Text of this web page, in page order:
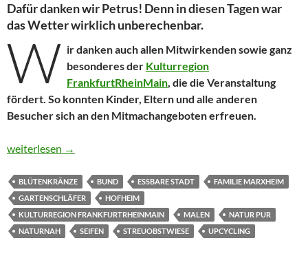
Dafür danken wir Petrus! Denn in diesen Tagen war
das Wetter wirklich unberechenbar.
W ir danken auch allen Mitwirkenden sowie ganz
besonderes der Kulturregion
FrankfurtRheinMain, die die Veranstaltung
fördert. So konnten Kinder, Eltern und alle anderen
Besucher sich an den Mitmachangeboten erfreuen.
Natur pur konnte in letzter Minute stattfinden!
weiterlesen →
BLÜTENKRÄNZE BUND ESSBARE STADT
FAMILIE MARXHEIM
GARTENSCHLÄFER
HOFHEIM
KULTURREGION FRANKFURTRHEINMAIN
MALEN
NATUR PUR
NATURNAH
SEIFEN STREUOBSTWIESE UPCYCLING